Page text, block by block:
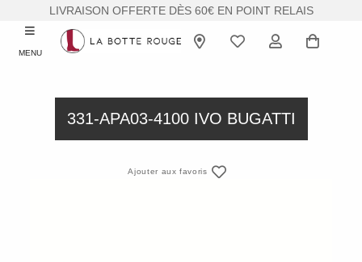
LIVRAISON OFFERTE DÈS 60€ EN POINT RELAIS
MENU
331-APA03-4100 IVO BUGATTI
Ajouter aux favoris